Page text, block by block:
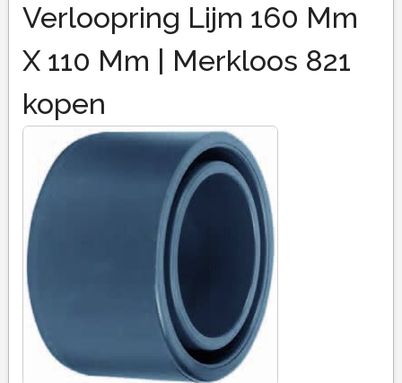
Verloopring Lijm 160 Mm
X 110 Mm | Merkloos 821
kopen